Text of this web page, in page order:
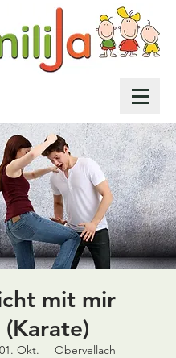
mit mir
(Karate)
Okt.
  |
Obervellach